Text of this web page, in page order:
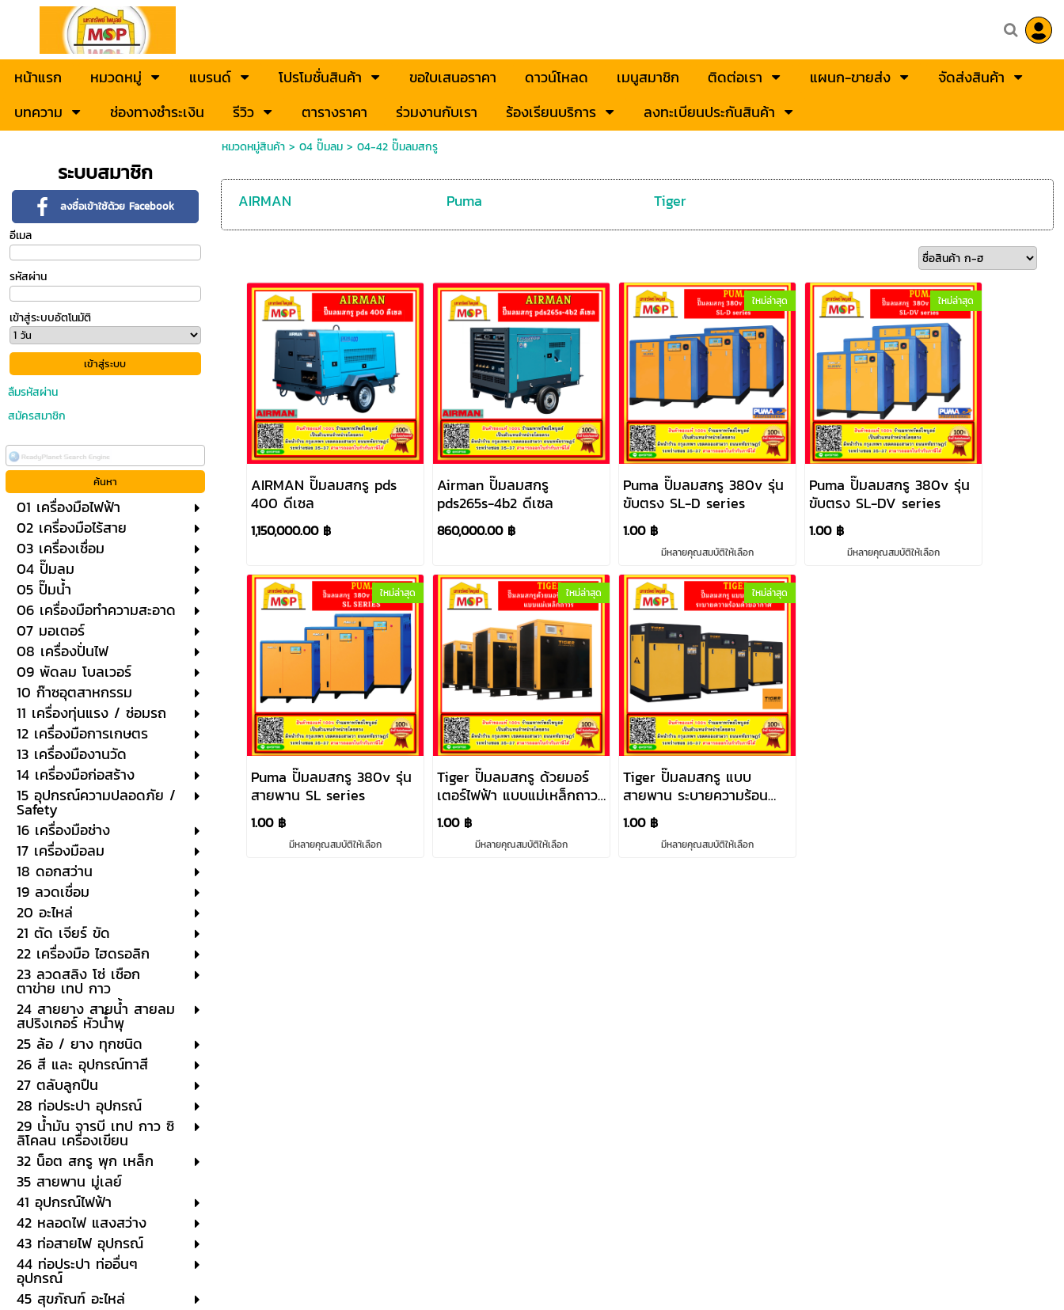
หน้าแรก หมวดหมู่ แบรนด์ โปรโมชั่นสินค้า ขอใบเสนอราคา ดาวน์โหลด เมนูสมาชิก ติดต่อเรา แผนก-ขายส่ง
จัดส่งสินค้า
บทความ
ช่องทางชำระเงิน รีวิว ตารางราคา ร่วมงานกับเรา ร้องเรียนบริการ ลงทะเบียนประกันสินค้า
ระบบสมาชิก
ลงชื่อเข้าใช้ด้วย Facebook
อีเมล
รหัสผ่าน
เข้าสู่ระบบอัตโนมัติ
ลืมรหัสผ่าน
สมัครสมาชิก
01 เครื่องมือไฟฟ้า
02 เครื่องมือไร้สาย
03 เครื่องเชื่อม
04 ปั๊มลม
05 ปั๊มน้ำ
06 เครื่องมือทำความสะอาด
07 มอเตอร์
08 เครื่องปั่นไฟ
09 พัดลม โบลเวอร์
10 ก๊าซอุตสาหกรรม
11 เครื่องทุ่นแรง / ซ่อมรถ
12 เครื่องมือการเกษตร
13 เครื่องมืองานวัด
14 เครื่องมือก่อสร้าง
15 อุปกรณ์ความปลอดภัย /
Safety
16 เครื่องมือช่าง
17 เครื่องมือลม
18 ดอกสว่าน
19 ลวดเชื่อม
20 อะไหล่
21 ตัด เจียร์ ขัด
22 เครื่องมือ ไฮดรอลิก
23 ลวดสลิง โซ่ เชือก
ตาข่าย เทป กาว
24 สายยาง สายน้ำ สายลม
สปริงเกอร์ หัวน้ำพุ
25 ล้อ / ยาง ทุกชนิด
26 สี และ อุปกรณ์ทาสี
27 ตลับลูกปืน
28 ท่อประปา อุปกรณ์
29 น้ำมัน จารบี เทป กาว ซิ
ลิโคลน เครื่องเขียน
32 น็อต สกรู พุก เหล็ก
35 สายพาน มู่เลย์
41 อุปกรณ์ไฟฟ้า
42 หลอดไฟ แสงสว่าง
43 ท่อสายไฟ อุปกรณ์
44 ท่อประปา ท่ออื่นๆ
อุปกรณ์
45 สุขภัณฑ์ อะไหล่
หมวดหมู่สินค้า> 04 ปั๊มลม> 04-42 ปั๊มลมสกรู
AIRMAN Puma Tiger
AIRMAN ปั๊มลมสกรู pds
400 ดีเซล
1,150,000.00 ฿
Airman ปั๊มลมสกรู
pds265s-4b2 ดีเซล
860,000.00 ฿
ใหม่ล่าสุด
Puma ปั๊มลมสกรู 380v รุ่น
ขับตรง SL-D series
1.00 ฿
มีหลายคุณสมบัติให้เลือก
ใหม่ล่าสุด
Puma ปั๊มลมสกรู 380v รุ่น
ขับตรง SL-DV series
1.00 ฿
มีหลายคุณสมบัติให้เลือก
ใหม่ล่าสุด
Puma ปั๊มลมสกรู 380v รุ่น
สายพาน SL series
1.00 ฿
มีหลายคุณสมบัติให้เลือก
ใหม่ล่าสุด
Tiger ปั๊มลมสกรู ด้วยมอร์
เตอร์ไฟฟ้า แบบแม่เหล็กถาวร
380v
1.00 ฿
มีหลายคุณสมบัติให้เลือก
ใหม่ล่าสุด
Tiger ปั๊มลมสกรู แบบ
สายพาน ระบายความร้อน
ด้วยอากาศ 380v 10hp-
100hp
1.00 ฿
มีหลายคุณสมบัติให้เลือก